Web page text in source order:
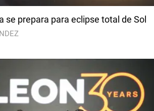
se prepara para eclipse total de Sol